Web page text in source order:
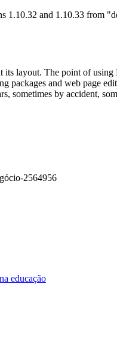
1.10.32 and 1.10.33 from
layout. The point of
and web page
sometimes by accident,
2564956